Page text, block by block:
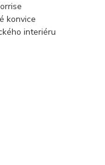
konvice
interiéru